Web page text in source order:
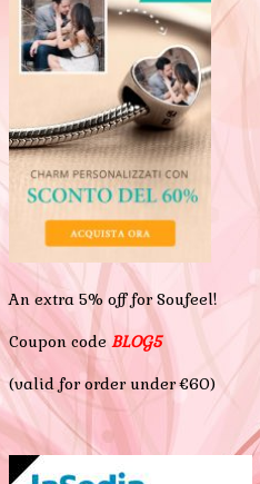
An extra 5% off for Soufeel!
Coupon code BLOG5
(valid for order under €60)